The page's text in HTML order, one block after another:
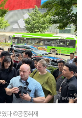
였다 ©공동취재